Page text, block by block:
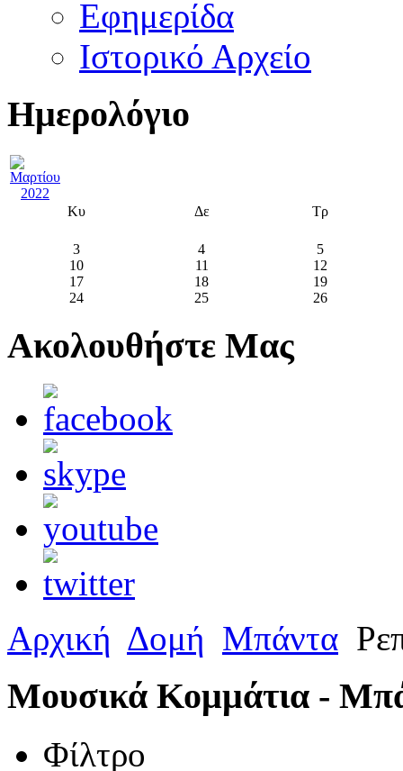
Εφημερίδα
Ιστορικό Αρχείο
Ημερολόγιο
Κυ Δε Τρ
3 4
5
10
11
12
17
18
19
24
25 26
Ακολουθήστε Μας
Αρχική Δομή Μπάντα
Μουσικά Κομμάτια -
Φίλτρο